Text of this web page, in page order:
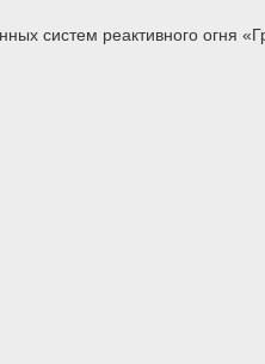
систем реактивного огня